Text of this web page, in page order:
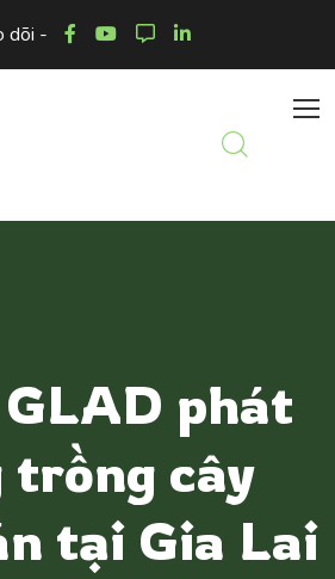
dõi -
phát
trồng cây
tại Gia Lai